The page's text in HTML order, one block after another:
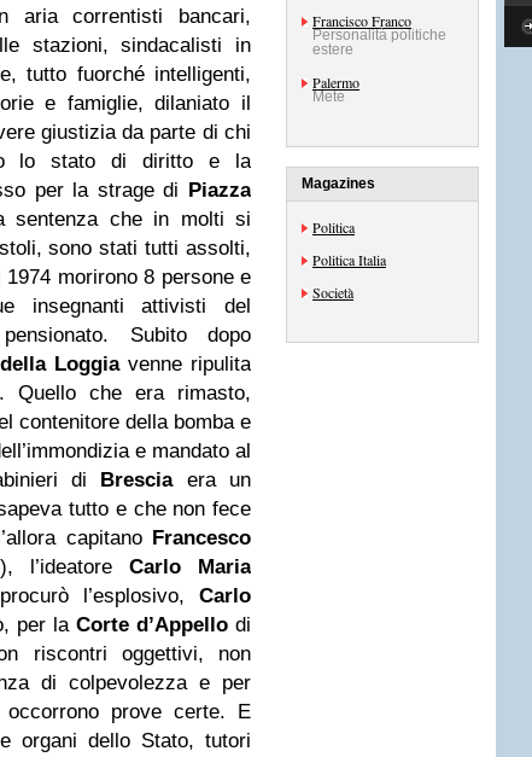
aria correntisti bancari,
stazioni, sindacalisti in
tutto fuorché intelligenti,
e famiglie, dilaniato il
giustizia da parte di chi
lo stato di diritto e la
per la strage di Piazza
sentenza che in molti si
sono stati tutti assolti,
morirono 8 persone e
insegnanti attivisti del
Subito dopo
Loggiavenne ripulita
Quello che era rimasto,
contenitore della bomba e
e mandato al
di Bresciaera un
tutto e che non fece
capitanoFrancesco
l’ideatore Carlo Maria
l’esplosivo,Carlo
per laCorte d’Appello di
riscontri oggettivi, non
di colpevolezza e per
prove certe. E
organi dello Stato, tutori
Francisco Franco
Personalità politiche
estere
Palermo
Mete
Magazines
Politica
Politica Italia
Società